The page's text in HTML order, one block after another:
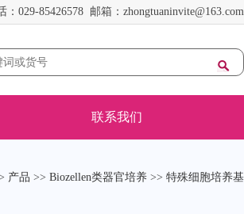
：029-85426578 邮箱：zhongtuaninvite@163.com
联系我们
产品 >> Biozellen类器官培养 >> 特殊细胞培养基